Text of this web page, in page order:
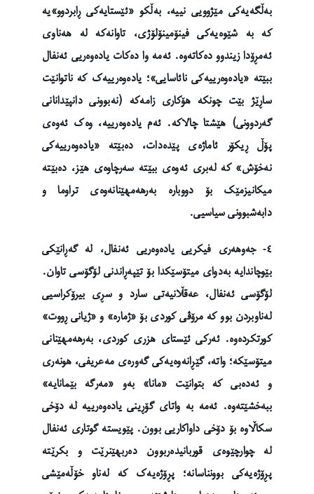
بەڵگەیەکی مێژوویی نییە، بەڵکو «ئێستایەکی ڕابردوو»یە
کە بە شێوەیەکی فینۆمینۆلۆژی، تاوانەکە لە هەناوی
ئەمڕۆدا زیندوو دەکاتەوە. ئەمە وا دەکات یادەوەریی ئەنفال
ببێتە «یادەوەرییەکی نائاسایی»؛ یادەوەرییەک کە ناتوانێت
ساڕێژ بێت چونکە هۆکاری زامەکە (نەبوونی دانپێدانانی
گەردوونی) هێشتا چالاکە. ئەم یادەوەرییە، وەک ئەوەی
پۆڵ ڕیکۆر ئاماژەی پێدەدات، دەبێتە «یادەوەرییەکی
نەخۆش» کە لەبری ئەوەی ببێتە سەرچاوەی هێز، دەبێتە
میکانیزمێک بۆ دووبارە بەرهەمهێنانەوەی تراوما و
دابەشبوونی سیاسیی.
٤- جەوهەری فیکریی یادەوەریی ئەنفال، لە گەڕانێکی
بێوچاندایە بەدوای ميتۆسێکدا بۆ تێپەڕاندنی لۆگۆسی تاوان.
لۆگۆسی ئەنفال، عەقڵانیەتی سارد و سڕی بیرۆکراسیی
لەناوبردن بوو کە مرۆڤی کوردی بۆ «ژمارە» و «ژیانی ڕووت»
کورتکردەوە. ئەرکی ئێستای هزری کوردی، بەرهەمهێنانی
میتۆسێکە؛ واتە، گێڕانەوەیەکی گەورەی مەعریفی، هونەری
و ئەدەبی کە بتوانێت «مانا» بەو «مەرگە بێمانایە»
ببەخشێتەوە. ئەمە بە واتای گۆڕینی یادەوەرییە لە دۆخی
سکاڵاوە بۆ دۆخی داواکاریی بوون. پێویستە گوتاری ئەنفال
لە چوارچێوەی قوربانیدەربوون دەربهێنرێت و بکرێتە
پڕۆژەیەکی بوونناسانە؛ پڕۆژەیەک کە لەناو خۆڵەمێشی